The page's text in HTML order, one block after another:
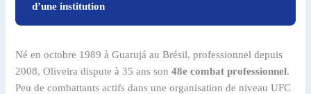
d’une institution
Né en octobre 1989 à Guarujá au Brésil, professionnel depuis
2008, Oliveira dispute à 35 ans son48e combat professionnel.
Peu de combattants actifs dans une organisation de niveau UFC